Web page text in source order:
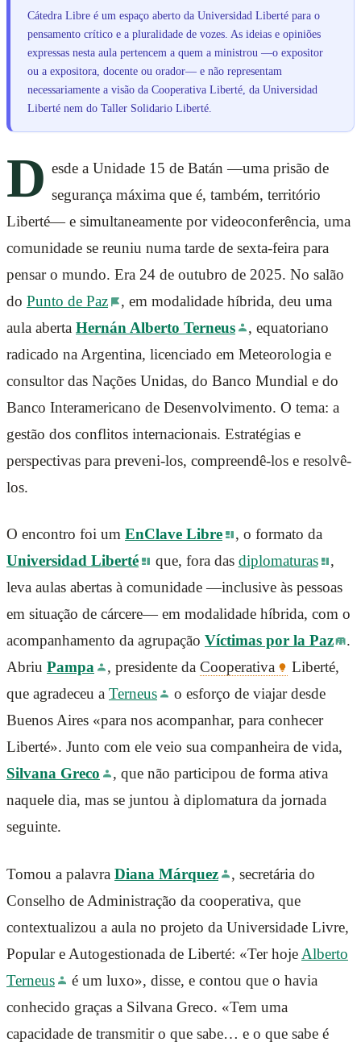
Cátedra Libre é um espaço aberto da Universidad Liberté para o
pensamento crítico e a pluralidade de vozes. As ideias e opiniões
expressas nesta aula pertencem a quem a ministrou —o expositor
ou a expositora, docente ou orador— e não representam
necessariamente a visão da Cooperativa Liberté, da Universidad
Liberté nem do Taller Solidario Liberté.
D esde a Unidade 15 de Batán —uma prisão de
segurança máxima que é, também, território
Liberté— e simultaneamente por videoconferência, uma
comunidade se reuniu numa tarde de sexta-feira para
pensar o mundo. Era 24 de outubro de 2025. No salão
do Punto de Paz
, em modalidade híbrida, deu uma
aula aberta Hernán Alberto Terneus
, equatoriano
radicado na Argentina, licenciado em Meteorologia e
consultor das Nações Unidas, do Banco Mundial e do
Banco Interamericano de Desenvolvimento. O tema: a
gestão dos conflitos internacionais. Estratégias e
perspectivas para preveni-los, compreendê-los e resolvê-
los.
O encontro foi um EnClave Libre
, o formato da
Universidad Liberté
que, fora das diplomaturas
,
leva aulas abertas à comunidade —inclusive às pessoas
em situação de cárcere— em modalidade híbrida, com o
acompanhamento da agrupação Víctimas por la Paz
.
Abriu Pampa , presidente da Cooperativa
Liberté,
que agradeceu a Terneus
o esforço de viajar desde
Buenos Aires «para nos acompanhar, para conhecer
Liberté». Junto com ele veio sua companheira de vida,
Silvana Greco
, que não participou de forma ativa
naquele dia, mas se juntou à diplomatura da jornada
seguinte.
Tomou a palavra Diana Márquez
, secretária do
Conselho de Administração da cooperativa, que
contextualizou a aula no projeto da Universidade Livre,
Popular e Autogestionada de Liberté: «Ter hoje Alberto
Terneus
é um luxo», disse, e contou que o havia
conhecido graças a Silvana Greco. «Tem uma
capacidade de transmitir o que sabe… e o que sabe é